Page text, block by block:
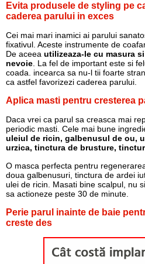
Evita produsele de styling pe
caderea parului in exces
Cei mai mari inamici ai parului
fixativul. Aceste instrumente de
De aceea utilizeaza-le cu masura
nevoie . La fel de important este si
coada. incearca sa nu-l tii foarte
ca astfel favorizezi caderea parului.
Aplica masti pentru cresterea
Daca vrei ca parul sa creasca mai
periodic masti. Cele mai bune
uleiul de ricin, galbenusul de ou,
urzica, tinctura de brusture,
O masca perfecta pentru
doua galbenusuri, tinctura de ardei
ulei de ricin. Masati bine scalpul, nu
sa actioneze peste 30 de minute.
Perie parul inainte de baie
creste des